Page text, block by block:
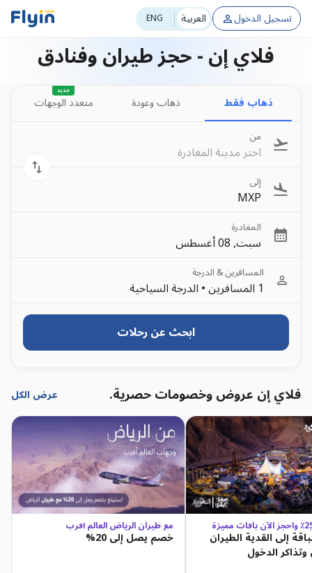
ENG العربية تسجيل الدخول
فلاي إن - حجز طيران وفنادق
ذهاب فقط ذهاب وعودة متعدد الوجهات
جديد
من
اختر مدينة المغادرة
إلى
MXP
المغادرة
سبت, 08 أغسطس
المسافرين & الدرجة
1 المسافرين •الدرجة السياحية
ابحث عن رحلات
فلاي إن عروض وخصومات حصرية. عرض الكل
مع طيران الرياض العالم أقرب وفّر حتى 25٪ واحجز الآن باقات مميزة
إلى القدية الطيران
وتذاكر الدخول